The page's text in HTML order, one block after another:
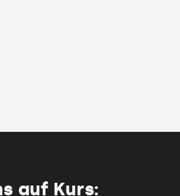
auf Kurs: